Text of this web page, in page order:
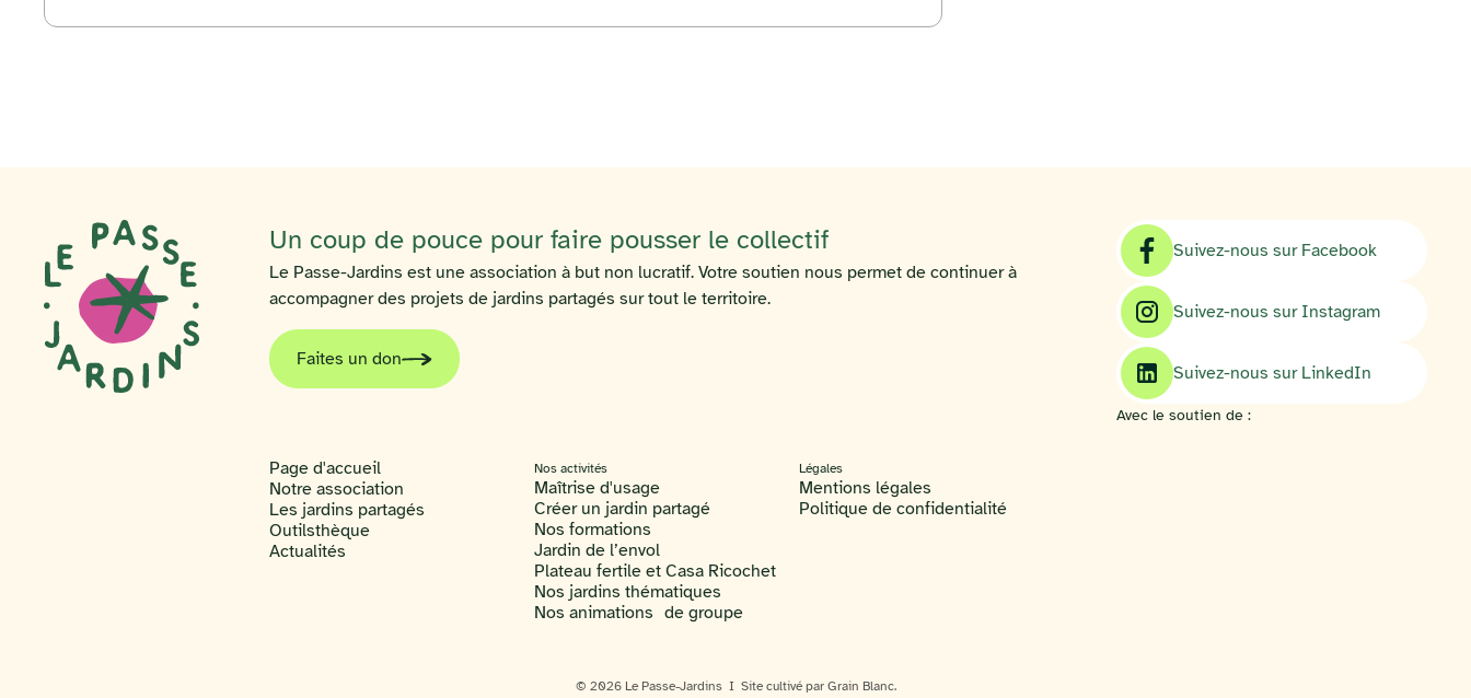
Un coup de pouce pour faire pousser le collectif
Le Passe-Jardins est une association à but non lucratif. Votre soutien nous permet de continuer à
accompagner des projets de jardins partagés sur tout le territoire.
Faites un don
Page d'accueil
Notre association
Les jardins partagés
Outilsthèque
Actualités
Nos activités
Maîtrise d'usage
Créer un jardin partagé
Nos formations
Jardin de l’envol
Plateau fertile et Casa Ricochet
Nos jardins thématiques
Nos animations de groupe
Légales
Mentions légales
Politique de confidentialité
Suivez-nous sur Facebook
Suivez-nous sur Instagram
Suivez-nous sur LinkedIn
Avec le soutien de :
© 2026 Le Passe-Jardins I Site cultivé par Grain Blanc.